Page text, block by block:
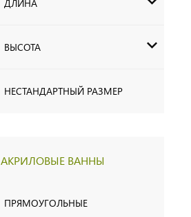
ДЛИНА
ВЫСОТА
НЕСТАНДАРТНЫЙ РАЗМЕР
АКРИЛОВЫЕ ВАННЫ
ПРЯМОУГОЛЬНЫЕ